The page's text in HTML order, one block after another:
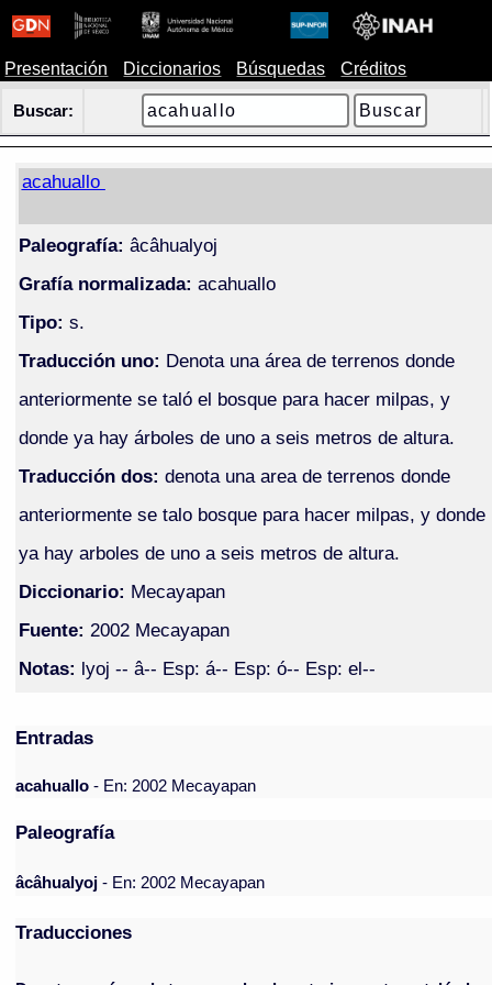
Presentación Diccionarios Búsquedas Créditos
Buscar:
acahuallo
Paleografía: âcâhualyoj
Grafía normalizada: acahuallo
Tipo: s.
Traducción uno: Denota una área de terrenos donde
anteriormente se taló el bosque para hacer milpas, y
donde ya hay árboles de uno a seis metros de altura.
Traducción dos: denota una area de terrenos donde
anteriormente se talo bosque para hacer milpas, y donde
ya hay arboles de uno a seis metros de altura.
Diccionario: Mecayapan
Fuente: 2002 Mecayapan
Notas: lyoj -- â-- Esp: á-- Esp: ó-- Esp: el--
Entradas
acahuallo- En: 2002 Mecayapan
Paleografía
âcâhualyoj - En: 2002 Mecayapan
Traducciones